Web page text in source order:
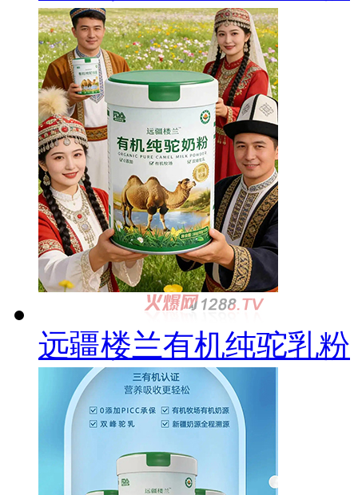
远疆楼兰有机纯驼乳粉